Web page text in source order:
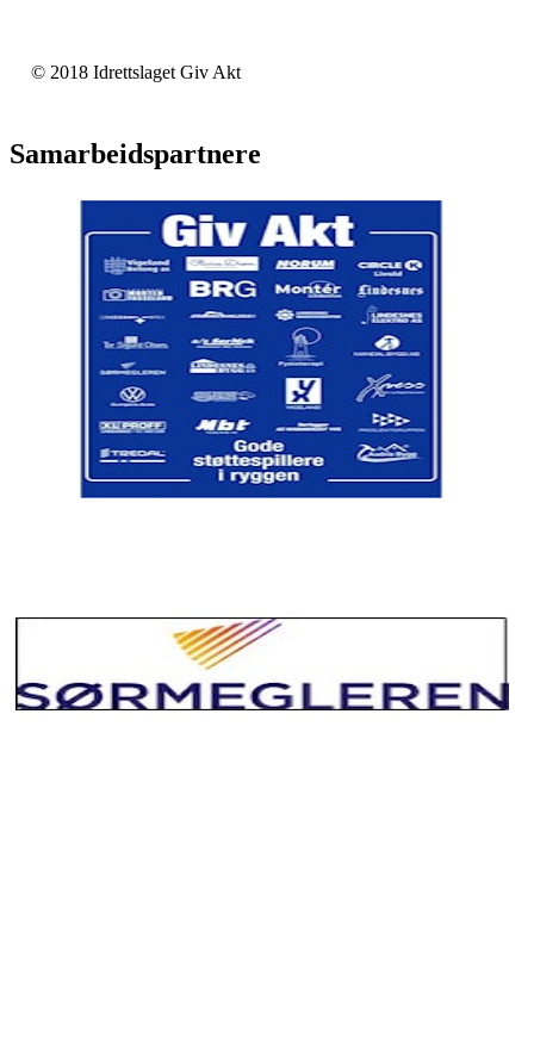
© 2018 Idrettslaget Giv Akt
Samarbeidspartnere